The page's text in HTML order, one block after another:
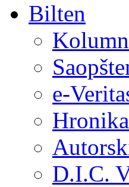
Bilten
e-
Hronika
D.I.C.